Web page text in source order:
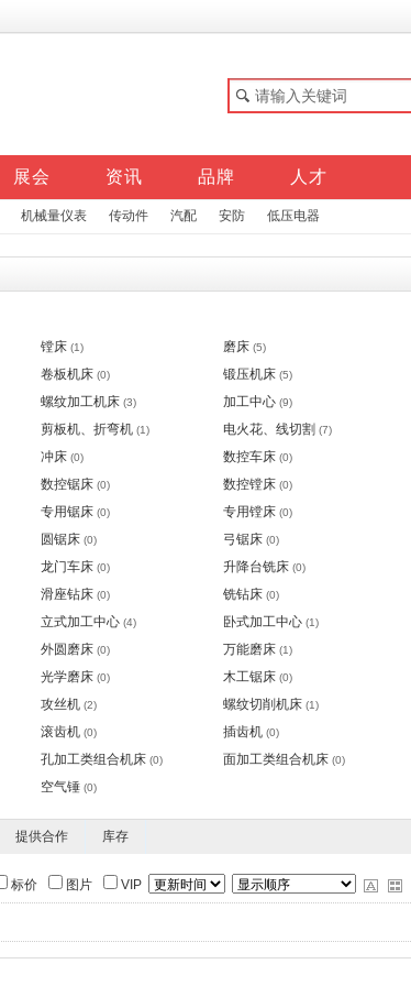
展会 资讯 品牌 人才
机械量仪表 传动件 汽配 安防 低压电器
镗床 (1) 磨床 (5)
卷板机床 (0) 锻压机床 (5)
螺纹加工机床 (3) 加工中心 (9)
剪板机、折弯机 (1) 电火花、线切割 (7)
冲床 (0) 数控车床 (0)
数控锯床 (0) 数控镗床 (0)
专用锯床 (0) 专用镗床 (0)
圆锯床 (0) 弓锯床 (0)
龙门车床 (0) 升降台铣床 (0)
滑座钻床 (0) 铣钻床 (0)
立式加工中心 (4) 卧式加工中心 (1)
外圆磨床 (0) 万能磨床 (1)
光学磨床 (0) 木工锯床 (0)
攻丝机 (2) 螺纹切削机床 (1)
滚齿机 (0) 插齿机 (0)
孔加工类组合机床 (0) 面加工类组合机床 (0)
空气锤 (0)
提供合作 库存
标价 图片 VIP